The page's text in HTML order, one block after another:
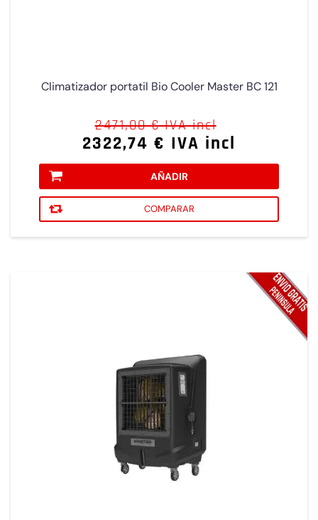
Climatizador portatil Bio Cooler Master BC 121
2471,00 € IVA incl
2322,74 € IVA incl
AÑADIR
COMPARAR